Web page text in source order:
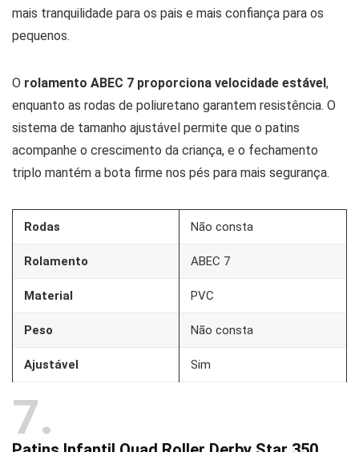
mais tranquilidade para os pais e mais confiança para os
pequenos.
O rolamento ABEC 7 proporciona velocidade estável ,
enquanto as rodas de poliuretano garantem resistência. O
sistema de tamanho ajustável permite que o patins
acompanhe o crescimento da criança, e o fechamento
triplo mantém a bota firme nos pés para mais segurança.
Rodas Não consta
Rolamento ABEC 7
Material PVC
Peso Não consta
Ajustável Sim
7